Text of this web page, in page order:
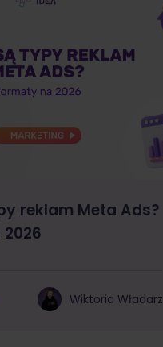
reklam Meta Ads?
Wiktoria Władarz